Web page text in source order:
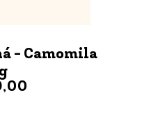
- Camomila